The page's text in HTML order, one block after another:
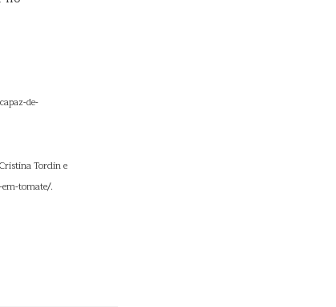
de-
Tordin e
tomate/.